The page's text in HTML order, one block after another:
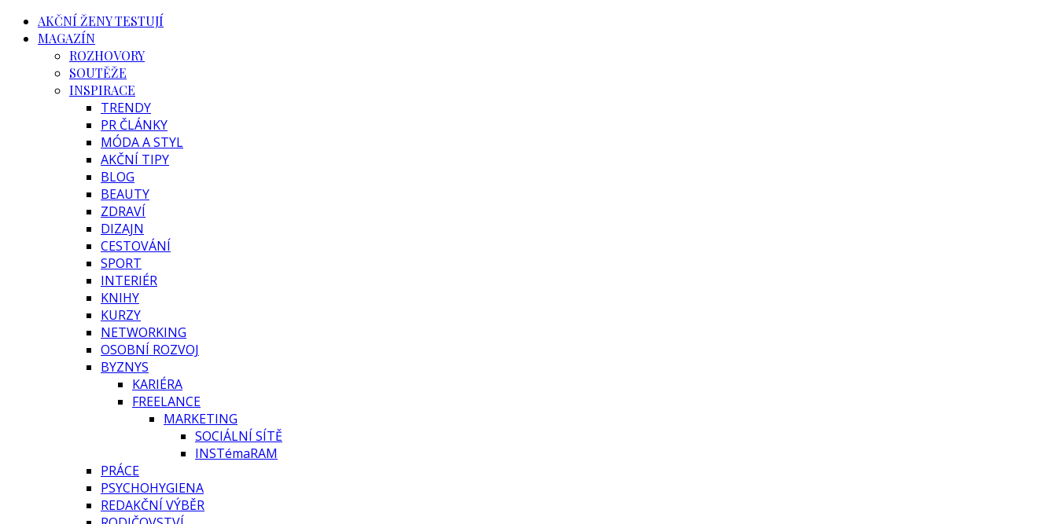
AKČNÍ ŽENY TESTUJÍ
MAGAZÍN
ROZHOVORY
SOUTĚŽE
INSPIRACE
TRENDY
PR ČLÁNKY
MÓDA A STYL
AKČNÍ TIPY
BLOG
BEAUTY
ZDRAVÍ
DIZAJN
CESTOVÁNÍ
SPORT
INTERIÉR
KNIHY
KURZY
NETWORKING
OSOBNÍ ROZVOJ
BYZNYS
KARIÉRA
FREELANCE
MARKETING
SOCIÁLNÍ SÍTĚ
INSTémaRAM
PRÁCE
PSYCHOHYGIENA
REDAKČNÍ VÝBĚR